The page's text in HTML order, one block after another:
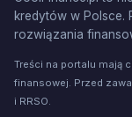
kredytów w Polsce.
rozwiązania
Treści na portalu mają
finansowej. Przed
i RRSO.